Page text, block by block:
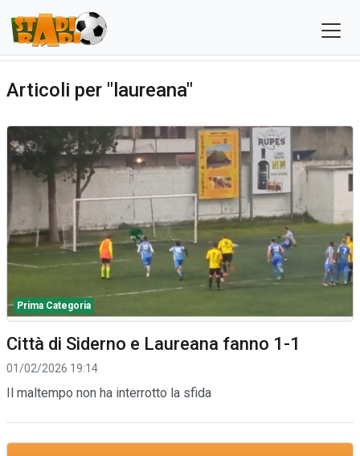
Articoli per "laureana"
Prima Categoria
Città di Siderno e Laureana fanno 1-1
01/02/2026 19:14
Il maltempo non ha interrotto la sfida